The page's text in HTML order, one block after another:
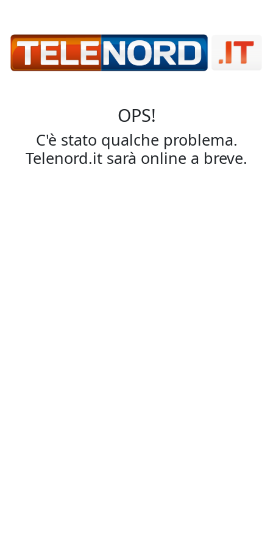
OPS!
C'è stato qualche problema.
Telenord.it sarà online a breve.